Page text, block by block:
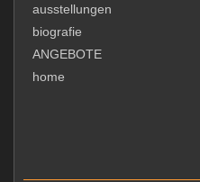
ausstellungen
biografie
ANGEBOTE
home